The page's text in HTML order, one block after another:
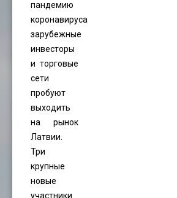
пандемию
коронавируса
зарубежные
инвесторы
и торговые
сети
пробуют
выходить
на рынок
Латвии.
Три
крупные
новые
участники